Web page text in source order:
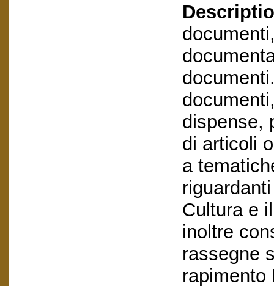
dispense,
di articoli
a
Cultura e
inoltre
rassegne
rapimento